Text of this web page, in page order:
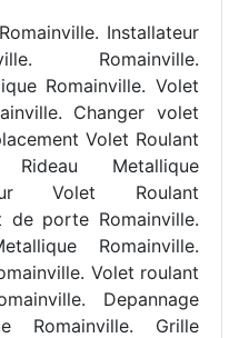
Installateur
Romainville.
Romainville. Volet
Changer volet
Volet Roulant
Rideau Metallique
Volet Roulant
de porte Romainville.
Romainville.
Volet roulant
Depannage
Romainville. Grille